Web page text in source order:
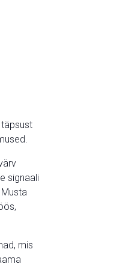
signaali
mis